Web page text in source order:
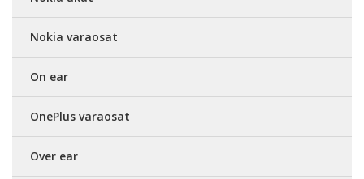
Nokia varaosat
On ear
OnePlus varaosat
Over ear